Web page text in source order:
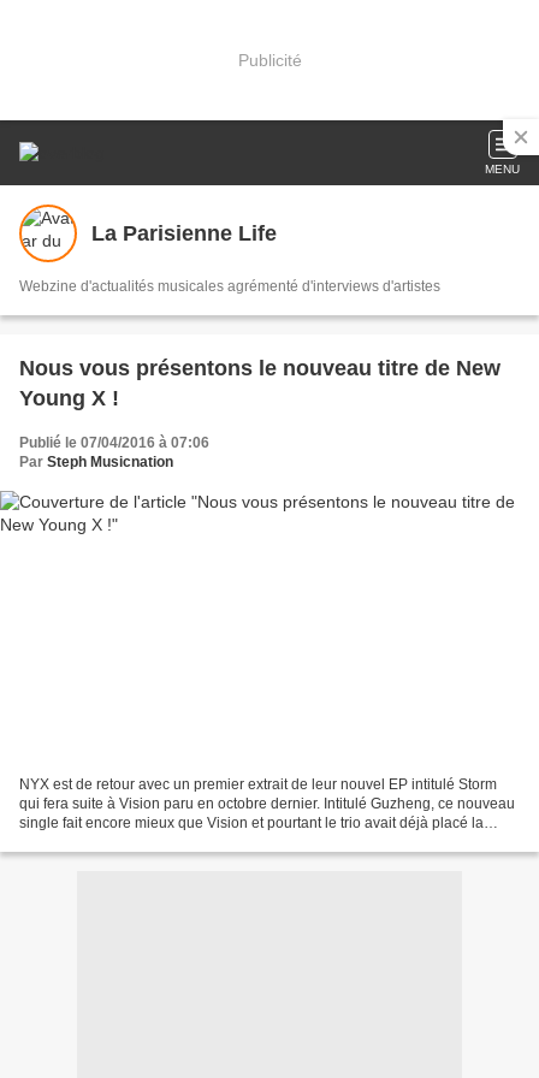
Publicité
MENU
La Parisienne Life
Webzine d'actualités musicales agrémenté d'interviews d'artistes
Nous vous présentons le nouveau titre de New
Young X !
Publié le 07/04/2016 à 07:06
Par Steph Musicnation
NYX est de retour avec un premier extrait de leur nouvel EP intitulé Storm
qui fera suite à Vision paru en octobre dernier. Intitulé Guzheng, ce nouveau
single fait encore mieux que Vision et pourtant le trio avait déjà placé la